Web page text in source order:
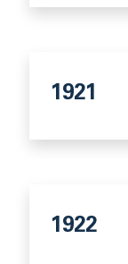
1921
1922